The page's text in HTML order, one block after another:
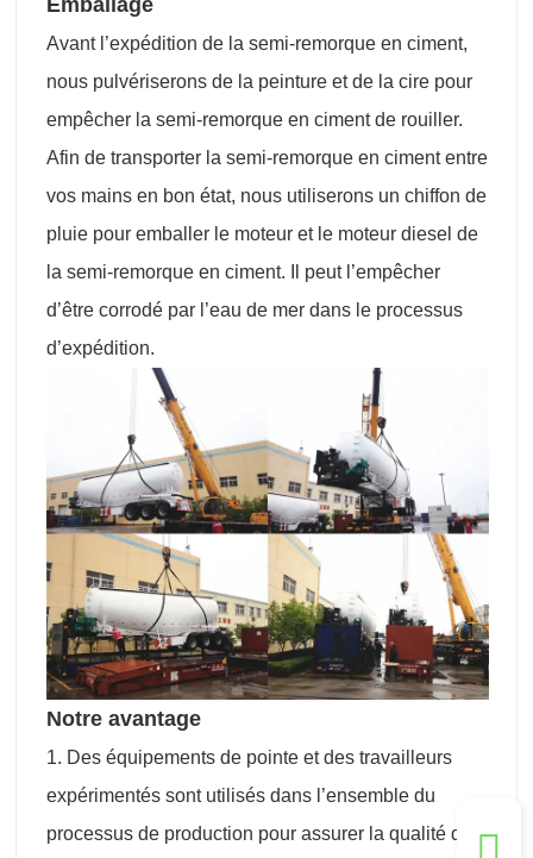
Avant l’expédition de la semi-remorque en ciment,
nous pulvériserons de la peinture et de la cire pour
empêcher la semi-remorque en ciment de rouiller.
Afin de transporter la semi-remorque en ciment entre
vos mains en bon état, nous utiliserons un chiffon de
pluie pour emballer le moteur et le moteur diesel de
la semi-remorque en ciment. Il peut l’empêcher
d’être corrodé par l’eau de mer dans le processus
d’expédition.
Notre avantage
1. Des équipements de pointe et des travailleurs
expérimentés sont utilisés dans l’ensemble du
processus de production pour assurer la qualité de